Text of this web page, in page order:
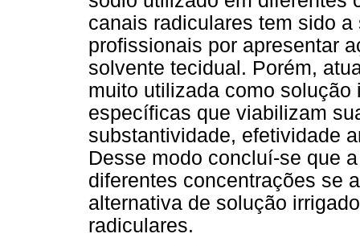
canais radiculares tem sido
profissionais por apresentar
solvente tecidual. Porém,
muito utilizada como
específicas que viabilizam
substantividade, efetividade
Desse modo concluí-se que
diferentes concentrações se
alternativa de solução
radiculares.